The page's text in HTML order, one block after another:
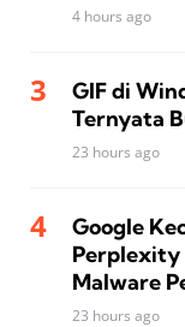
4 hours ago
GIF di
Ternyata
23 hours ago
Google
Perplexity
Malware
23 hours ago